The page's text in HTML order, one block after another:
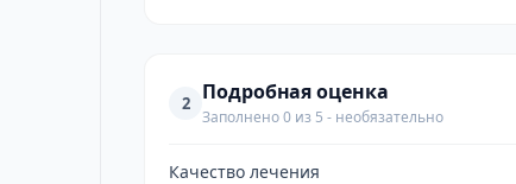
2 Подробная оценка
Заполнено 0 из 5 - необязательно
Качество лечения